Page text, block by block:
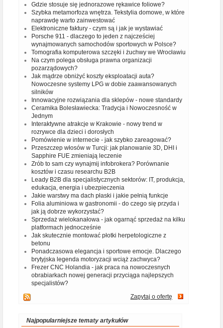
Gdzie stosuje się jednorazowe rękawice foliowe?
Szybka metamorfoza wnętrza. Tekstylia domowe, w które
naprawdę warto zainwestować
Elektroniczne faktury - czym są i jak je wystawiać
Porsche 911 - dlaczego to jeden z najcześciej
wynajmowanych samochodów sportowych w Polsce?
Tomografia komputerowa szczęki i żuchwy we Wrocławiu
Na czym polega obsługa prawna organizacji
pozarządowych?
Jak mądrze obniżyć koszty eksploatacji auta?
Nowoczesne systemy LPG w dobie zaawansowanych
silników
Innowacyjne rozwiązania dla sklepów - nowe standardy
Ceramika Bolesławiecka: Tradycja i Nowoczesność w
Jednym
Interaktywne atrakcje w Krakowie - nowy trend w
rozrywce dla dzieci i dorosłych
Pomówienie w internecie - jak szybko zareagować?
Przeszczep włosów w Turcji: jak planowanie 3D, DHI i
Sapphire FUE zmieniają leczenie
Zrób to sam czy wynajmij infobrokera? Porównanie
kosztów i czasu researchu B2B
Leady B2B dla specjalistycznych sektorów: IT, produkcja,
edukacja, energia i ubezpieczenia
Jakie warstwy ma dach płaski i jakie pełnią funkcje
Folia aluminiowa w gastronomii - do czego się przyda i
jak ją dobrze wykorzystać?
Sprzedaż wielokanałowa - jak ogarnąć sprzedaż na kilku
platformach jednocześnie
Jak skutecznie montować płotki herpetologiczne z
betonu
Ponadczasowa elegancja i sportowe emocje. Dlaczego
brytyjska legenda motoryzacji wciąż zachwyca?
Frezer CNC Holandia - jak praca na nowoczesnych
obrabiarkach nowej generacji przyciąga najlepszych
specjalistów?
Zapytaj o ofertę
Najpopularniejsze tematy artykułów